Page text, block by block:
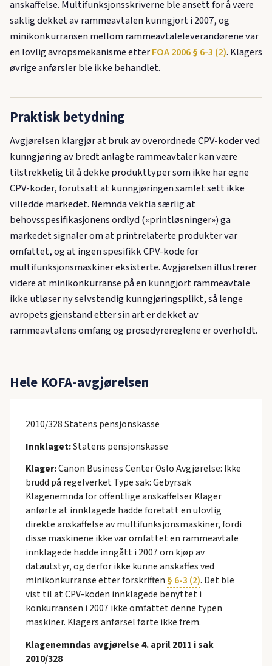
anskaffelse. Multifunksjonsskriverne ble ansett for å være
saklig dekket av rammeavtalen kunngjort i 2007, og
minikonkurransen mellom rammeavtaleleverandørene var
en lovlig avropsmekanisme etterFOA 2006 § 6-3 (2). Klagers
øvrige anførsler ble ikke behandlet.
Praktisk betydning
Avgjørelsen klargjør at bruk av overordnede CPV-koder ved
kunngjøring av bredt anlagte rammeavtaler kan være
tilstrekkelig til å dekke produkttyper som ikke har egne
CPV-koder, forutsatt at kunngjøringen samlet sett ikke
villedde markedet. Nemnda vektla særlig at
behovsspesifikasjonens ordlyd («printløsninger») ga
markedet signaler om at printrelaterte produkter var
omfattet, og at ingen spesifikk CPV-kode for
multifunksjonsmaskiner eksisterte. Avgjørelsen illustrerer
videre at minikonkurranse på en kunngjort rammeavtale
ikke utløser ny selvstendig kunngjøringsplikt, så lenge
avropets gjenstand etter sin art er dekket av
rammeavtalens omfang og prosedyrereglene er overholdt.
Hele KOFA-avgjørelsen
2010/328 Statens pensjonskasse
Innklaget:Statens pensjonskasse
Klager:Canon Business Center Oslo Avgjørelse: Ikke
brudd på regelverket Type sak: Gebyrsak
Klagenemnda for offentlige anskaffelser Klager
anførte at innklagede hadde foretatt en ulovlig
direkte anskaffelse av multifunksjonsmaskiner, fordi
disse maskinene ikke var omfattet en rammeavtale
innklagede hadde inngått i 2007 om kjøp av
datautstyr, og derfor ikke kunne anskaffes ved
minikonkurranse etter forskriften § 6-3 (2). Det ble
vist til at CPV-koden innklagede benyttet i
konkurransen i 2007 ikke omfattet denne typen
maskiner. Klagers anførsel førte ikke frem.
Klagenemndas avgjørelse 4. april 2011 i sak
2010/328